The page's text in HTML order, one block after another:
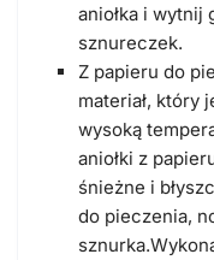
aniołka i wytnij
sznureczek.
Z papieru do
materiał, który
wysoką
aniołki z
śnieżne i
do pieczenia,